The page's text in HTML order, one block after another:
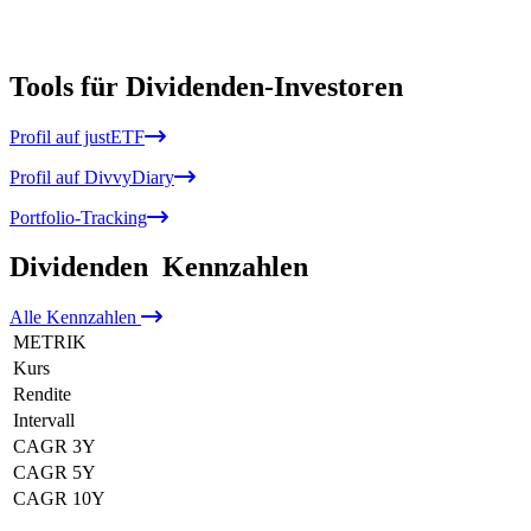
Tools für Dividenden-Investoren
Profil auf justETF
Profil auf DivvyDiary
Portfolio-Tracking
Dividenden Kennzahlen
Alle Kennzahlen
METRIK
Kurs
Rendite
Intervall
CAGR 3Y
CAGR 5Y
CAGR 10Y